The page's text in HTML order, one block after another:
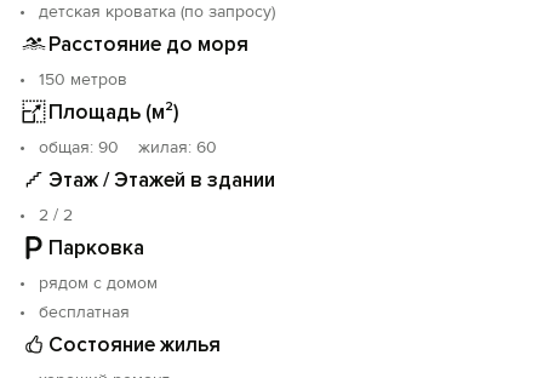
детская кроватка (по запросу)
Расстояние до моря
150 метров
Площадь (м²)
oбщая: 90 жилая: 60
Этаж / Этажей в здании
2 / 2
Парковка
рядом с домом
бесплатная
Состояние жилья